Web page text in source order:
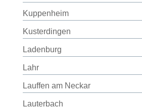
Kuppenheim
Kusterdingen
Ladenburg
Lahr
Lauffen am Neckar
Lauterbach